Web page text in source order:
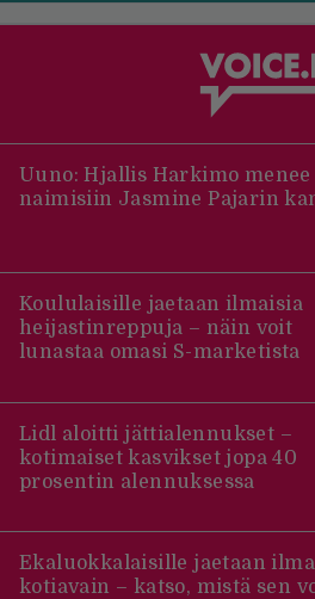
Uuno: Hjallis Harkimo menee
naimisiin Jasmine Pajarin
Koululaisille jaetaan ilmaisia
heijastinreppuja – näin voit
lunastaa omasi S-marketista
Lidl aloitti jättialennukset –
kotimaiset kasvikset jopa 40
prosentin alennuksessa
Ekaluokkalaisille jaetaan
kotiavain – katso, mistä sen